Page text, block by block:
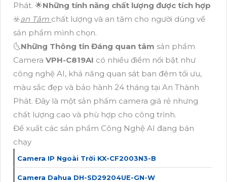
Phát. 🌟Những tính năng chất lượng được tích hợp
☣️an Tâm chất lượng và an tâm cho người dùng về
sản phẩm mình chọn.
🌜Những Thông tin Đáng quan tâm sản phẩm
Camera VPH-C819AI có nhiều điểm nổi bật như
công nghệ AI, khả năng quan sát ban đêm tối ưu,
màu sắc đẹp và bảo hành 24 tháng tại An Thành
Phát. Đây là một sản phẩm camera giá rẻ nhưng
chất lượng cao và phù hợp cho công trình.
Đề xuất các sản phẩm Công Nghệ AI đang bán
chạy
Camera IP Ngoài Trời KX-CF2003N3-B
Camera Dahua DH-SD29204UE-GN-W